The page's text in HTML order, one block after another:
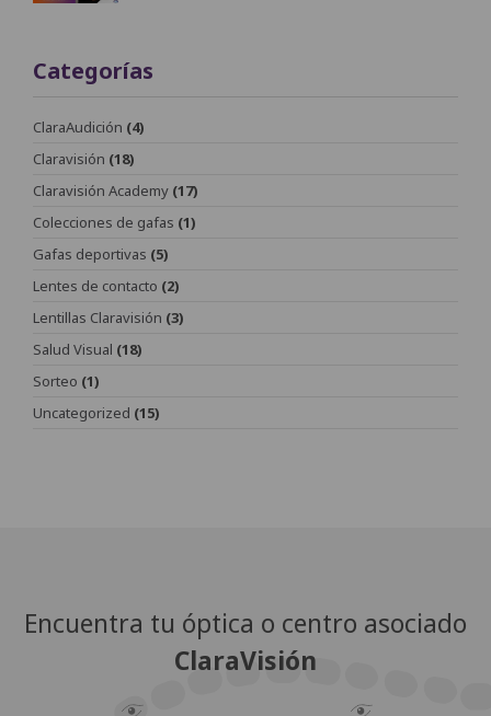
Categorías
ClaraAudición (4)
Claravisión (18)
Claravisión Academy (17)
Colecciones de gafas (1)
Gafas deportivas (5)
Lentes de contacto (2)
Lentillas Claravisión (3)
Salud Visual (18)
Sorteo (1)
Uncategorized (15)
Encuentra tu óptica o centro asociado
ClaraVisión